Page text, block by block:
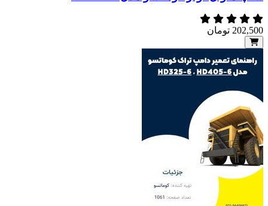
202,500 تومان